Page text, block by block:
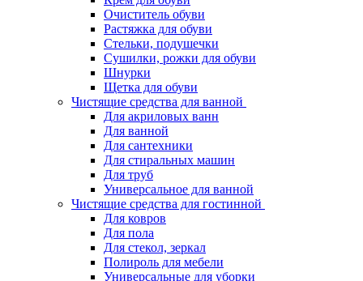
Очиститель обуви
Растяжка для обуви
Стельки, подушечки
Сушилки, рожки для обуви
Шнурки
Щетка для обуви
Чистящие средства для ванной
Для акриловых ванн
Для ванной
Для сантехники
Для стиральных машин
Для труб
Универсальное для ванной
Чистящие средства для гостинной
Для ковров
Для пола
Для стекол, зеркал
Полироль для мебели
Универсальные для уборки